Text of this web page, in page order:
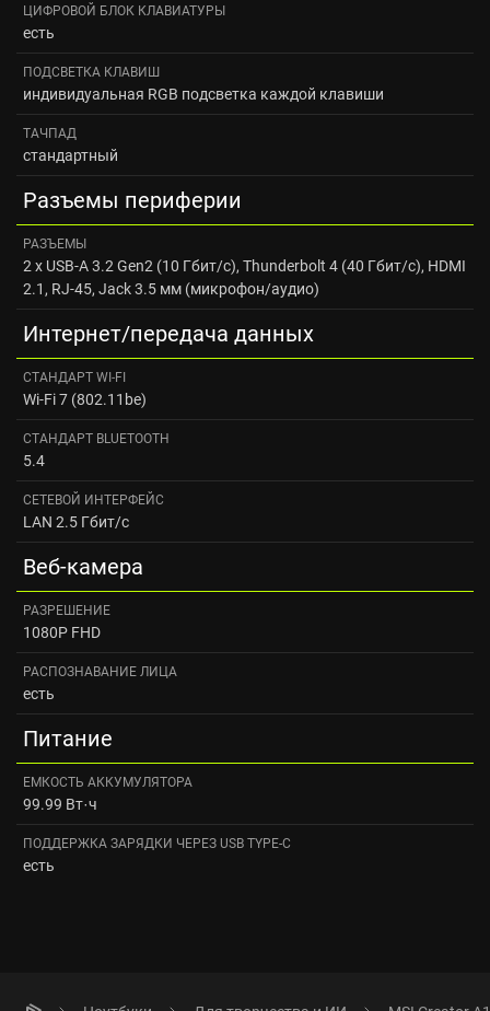
ЦИФРОВОЙ БЛОК КЛАВИАТУРЫ
есть
ПОДСВЕТКА КЛАВИШ
индивидуальная RGB подсветка каждой клавиши
ТАЧПАД
стандартный
Разъемы периферии
РАЗЪЕМЫ
2 x USB-A 3.2 Gen2 (10 Гбит/с), Thunderbolt 4 (40 Гбит/с), HDMI
2.1, RJ-45, Jack 3.5 мм (микрофон/аудио)
Интернет/передача данных
CТАНДАРТ WI‑FI
Wi-Fi 7 (802.11be)
CТАНДАРТ BLUETOOTH
5.4
СЕТЕВОЙ ИНТЕРФЕЙС
LAN 2.5 Гбит/с
Веб-камера
РАЗРЕШЕНИЕ
1080P FHD
РАСПОЗНАВАНИЕ ЛИЦА
есть
Питание
ЕМКОСТЬ АККУМУЛЯТОРА
99.99 Вт·ч
ПОДДЕРЖКА ЗАРЯДКИ ЧЕРЕЗ USB TYPE-C
есть